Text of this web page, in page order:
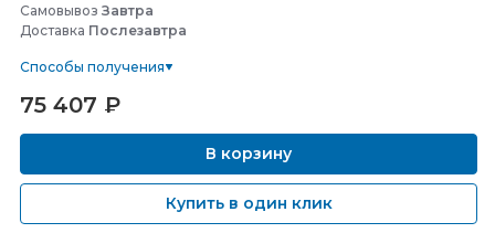
Самовывоз Завтра
Доставка Послезавтра
Способы получения
75 407 ₽
В корзину
Купить в один клик